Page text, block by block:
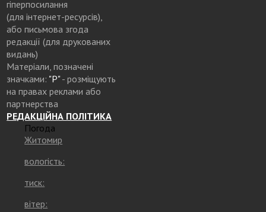
гіперпосилання
(для інтернет-ресурсів),
або письмова згода
редакції (для друкованих
видань)
Матеріали, позначені
значками: "Р"- розміщують
на правах реклами або
партнерства
РЕДАКЦІЙНА ПОЛІТИКА
Погода
Житомир
вологість:
тиск:
вітер: